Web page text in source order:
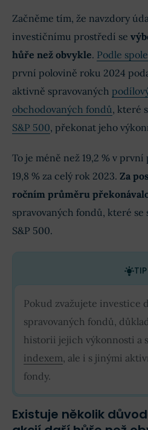
Začněme tím, že navzdory
investičnímu prostředí se
hůře než obvykle. Podle
první polovině roku 2024
aktivně spravovaných
obchodovaných fondů, které
S&P 500, překonat jeho
To je méně než 19,2 % v
19,8 % za celý rok 2023. Za
ročním průměru překonávalo
spravovaných fondů, které se
S&P 500.
TIP
Pokud zvažujete investice
spravovaných fondů,
historii jejich výkonnosti a
indexem, ale i s jinými
fondy.
Existuje několik